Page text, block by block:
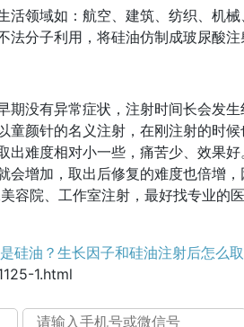
活领域如：航空、建筑、纺织、机
分子利用，将硅油仿制成玻尿酸注
期没有异常症状，注射时间长会发
童颜针的名义注射，在刚注射的时
出难度相对小一些，痛苦少、效果
会增加，取出后修复的难度也倍增
容院、工作室注射，最好找专业的
硅油？生长因子和硅油注射后怎么
1.html